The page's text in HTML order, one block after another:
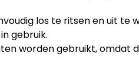
los te ritsen en uit te
gebruik.
worden gebruikt, omdat